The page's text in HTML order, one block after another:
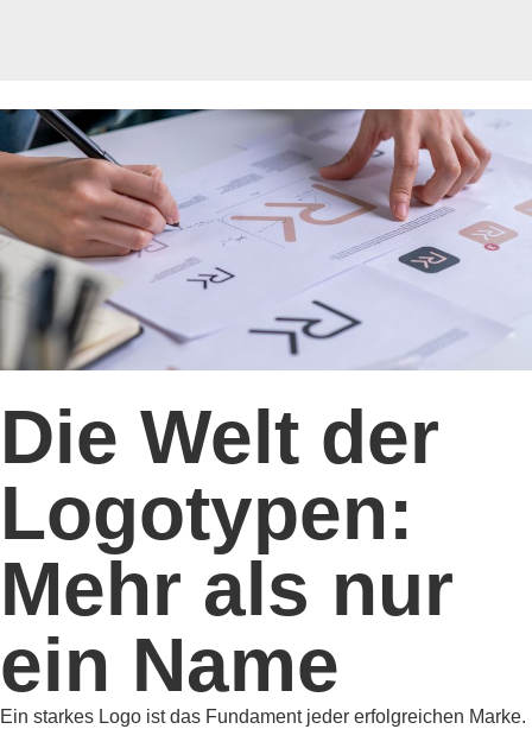
Die Welt der
Logotypen:
Mehr als nur
ein Name
Ein starkes Logo ist das Fundament jeder erfolgreichen Marke.